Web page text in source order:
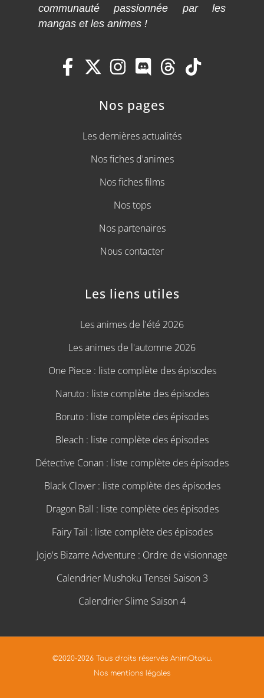
communauté passionnée par les
mangas et les animes !
Nos pages
Les dernières actualités
Nos fiches d'animes
Nos fiches films
Nos tops
Nos partenaires
Nous contacter
Les liens utiles
Les animes de l'été 2026
Les animes de l'automne 2026
One Piece : liste complète des épisodes
Naruto : liste complète des épisodes
Boruto : liste complète des épisodes
Bleach : liste complète des épisodes
Détective Conan : liste complète des épisodes
Black Clover : liste complète des épisodes
Dragon Ball : liste complète des épisodes
Fairy Tail : liste complète des épisodes
Jojo's Bizarre Adventure : Ordre de visionnage
Calendrier Mushoku Tensei Saison 3
Calendrier Slime Saison 4
©2020-2026 Tous droits réservés AnimOtaku.
Nos mentions légales